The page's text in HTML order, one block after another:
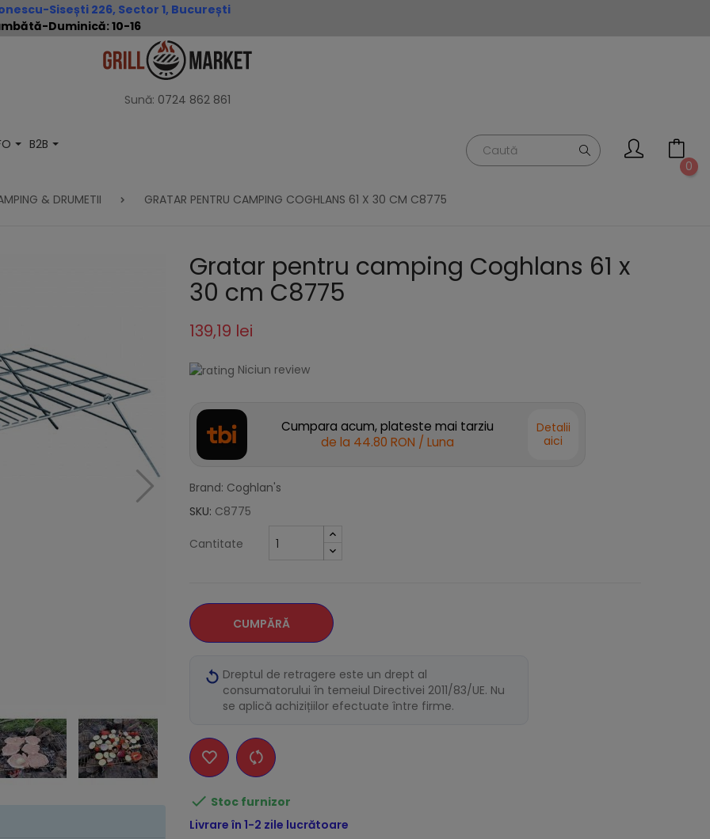
Sisești 226, Sector 1, București
Duminică: 10-16
Sună: 0724 862 861
B2B
0
& DRUMETII GRATAR PENTRU CAMPING COGHLANS 61 X 30 CM C8775
Gratar pentru camping Coghlans 61 x
30 cm C8775
139,19 lei
Niciun review
Cumpara acum, plateste mai tarziu
de la 44.80 RON / Luna
Detalii
aici
Brand: Coghlan's
SKU: C8775
Cantitate
CUMPĂRĂ
Dreptul de retragere este un drept al
consumatorului în temeiul Directivei 2011/83/UE. Nu
se aplică achizițiilor efectuate între firme.
 Stoc furnizor
Livrare în 1-2 zile lucrătoare